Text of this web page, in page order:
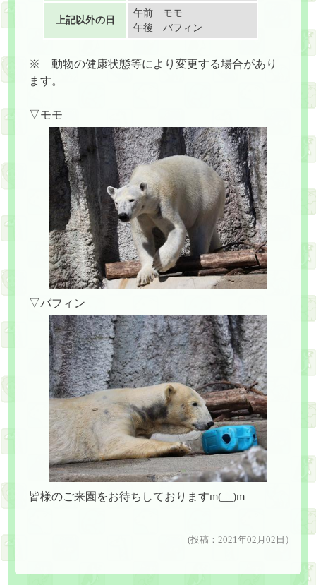
上記以外の日
午前 モモ
午後 バフィン
※ 動物の健康状態等により変更する場合があり
ます。
▽モモ
▽バフィン
皆様のご来園をお待ちしておりますm(__)m
(投稿：2021年02月02日）